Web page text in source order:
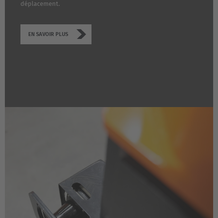
Deutsch
España
Español
Great Britain
Luxembourg
Français
Deutsch
déplacement.
EN SAVOIR PLUS